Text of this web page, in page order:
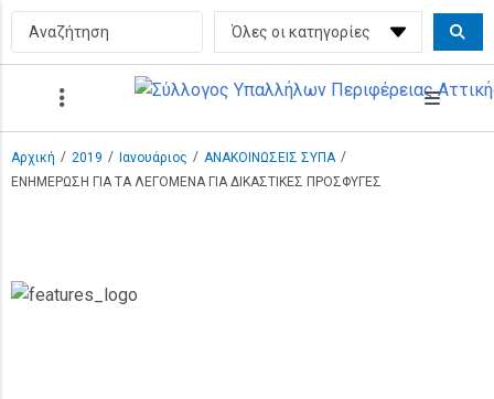
Αρχική / 2019 / Ιανουάριος / ΑΝΑΚΟΙΝΩΣΕΙΣ ΣΥΠΑ /
ΕΝΗΜΕΡΩΣΗ ΓΙΑ ΤΑ ΛΕΓΟΜΕΝΑ ΓΙΑ ΔΙΚΑΣΤΙΚΕΣ ΠΡΟΣΦΥΓΕΣ